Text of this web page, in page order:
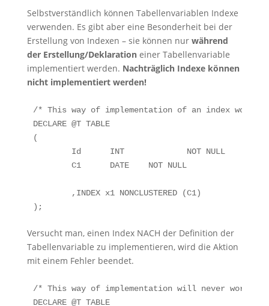
Selbstverständlich können Tabellenvariablen Indexe
verwenden. Es gibt aber eine Besonderheit bei der
Erstellung von Indexen – sie können nur während
der Erstellung/Deklarationeiner Tabellenvariable
implementiert werden. Nachträglich Indexe können
nicht implementiert werden!
/* This way of implementation of an index works
DECLARE	@T TABLE
(
Versucht man, einen Index NACH der Definition der
Tabellenvariable zu implementieren, wird die Aktion
mit einem Fehler beendet.
/* This way of implementation will never work */
DECLARE	@T TABLE